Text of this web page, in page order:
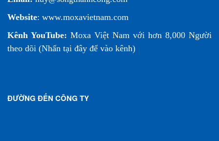
Website: www.moxavietnam.com
Kênh YouTube: Moxa Việt Nam với hơn 8,000 Người
theo dõi (Nhấn tại đây để vào kênh)
ĐƯỜNG ĐẾN CÔNG TY